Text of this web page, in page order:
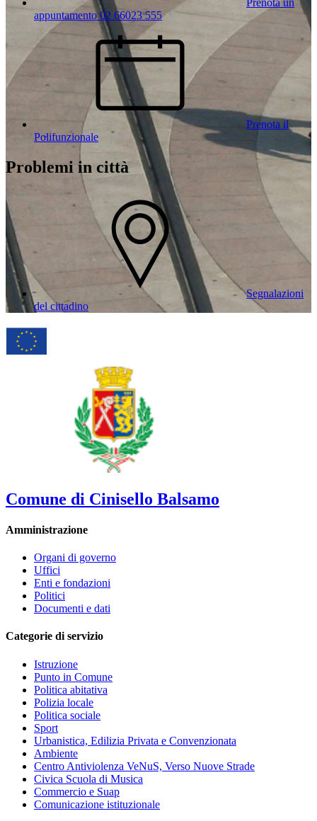
appuntamento 02 66023 555
Prenota il
Polifunzionale
Problemi in città
Segnalazioni
del cittadino
Comune di Cinisello Balsamo
Amministrazione
Organi di governo
Uffici
Enti e fondazioni
Politici
Documenti e dati
Categorie di servizio
Istruzione
Punto in Comune
Politica abitativa
Polizia locale
Politica sociale
Sport
Urbanistica, Edilizia Privata e Convenzionata
Ambiente
Centro Antiviolenza VeNuS, Verso Nuove Strade
Civica Scuola di Musica
Commercio e Suap
Comunicazione istituzionale